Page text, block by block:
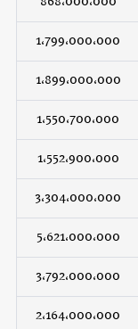
1,799,000,000
1,899,000,000
1,550,700,000
1,552,900,000
3,304,000,000
5,621,000,000
3,792,000,000
2,164,000,000